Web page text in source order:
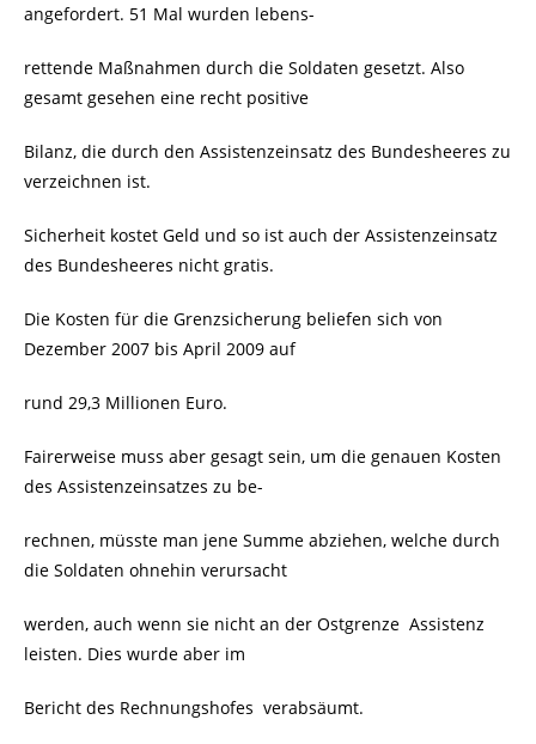
angefordert. 51 Mal wurden lebens-
rettende Maßnahmen durch die Soldaten gesetzt. Also
gesamt gesehen eine recht positive
Bilanz, die durch den Assistenzeinsatz des Bundesheeres zu
verzeichnen ist.
Sicherheit kostet Geld und so ist auch der Assistenzeinsatz
des Bundesheeres nicht gratis.
Die Kosten für die Grenzsicherung beliefen sich von
Dezember 2007 bis April 2009 auf
rund 29,3 Millionen Euro.
Fairerweise muss aber gesagt sein, um die genauen Kosten
des Assistenzeinsatzes zu be-
rechnen, müsste man jene Summe abziehen, welche durch
die Soldaten ohnehin verursacht
werden, auch wenn sie nicht an der Ostgrenze Assistenz
leisten. Dies wurde aber im
Bericht des Rechnungshofes verabsäumt.